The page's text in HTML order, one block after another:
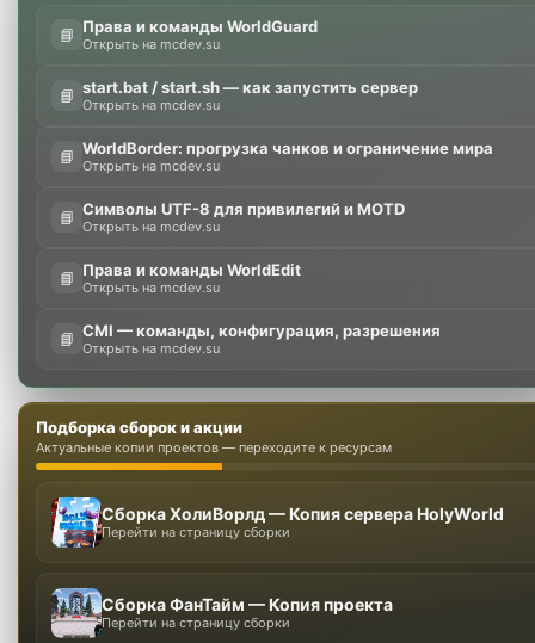
📘 Права и команды WorldGuard
Открыть на mcdev.su
📘 start.bat / start.sh — как запустить сервер
Открыть на mcdev.su
📘 WorldBorder: прогрузка чанков и ограничение мира
Открыть на mcdev.su
📘 Символы UTF-8 для привилегий и MOTD
Открыть на mcdev.su
📘 Права и команды WorldEdit
Открыть на mcdev.su
📘 CMI — команды, конфигурация, разрешения
Открыть на mcdev.su
Подборка сборок и акции
Актуальные копии проектов — переходите к ресурсам
Сборка ХолиВорлд — Копия сервера HolyWorld
Перейти на страницу сборки
Сборка ФанТайм — Копия проекта
Перейти на страницу сборки